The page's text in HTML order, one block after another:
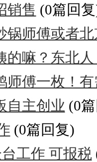
销售 (0篇回
锅师傅或者
的嘛？东北
师傅一枚！
自主创业 (0
(0篇回复)
工作 可报税